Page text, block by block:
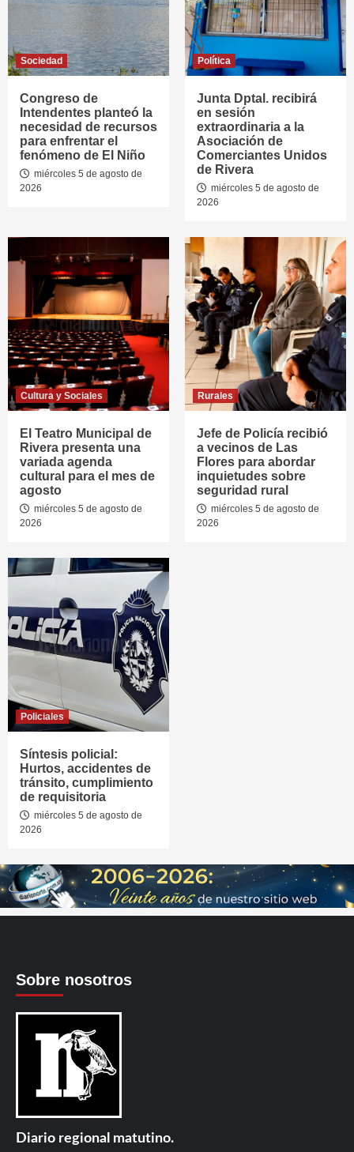
Sociedad
Congreso de
Intendentes planteó la
necesidad de recursos
para enfrentar el
fenómeno de El Niño
miércoles 5 de agosto de
2026
Política
Junta Dptal. recibirá
en sesión
extraordinaria a la
Asociación de
Comerciantes Unidos
de Rivera
miércoles 5 de agosto de
2026
Cultura y Sociales
El Teatro Municipal de
Rivera presenta una
variada agenda
cultural para el mes de
agosto
miércoles 5 de agosto de
2026
Rurales
Jefe de Policía recibió
a vecinos de Las
Flores para abordar
inquietudes sobre
seguridad rural
miércoles 5 de agosto de
2026
Policiales
Síntesis policial:
Hurtos, accidentes de
tránsito, cumplimiento
de requisitoria
miércoles 5 de agosto de
2026
Sobre nosotros
Diario regional matutino.